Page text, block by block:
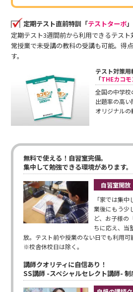
定期テスト直前特訓「テストターボ」
定期テスト3週間前から利用できるテス
常授業で未受講の教科の受講も可能。得
す。
テスト対策用
「THEカコモ
全国の中学校
出題率の高
オリジナルの
無料で使える！自習室完備。
集中して勉強できる環境があります。
自習室開放
「家では集
業後にもう少
ど、お子様の
ちに応え、当
放。テスト前や授業のない日でも利用可
※校舎休校日は除く。
講師クオリティに自信あり！
SS講師 -スペシャルセレクト講師- 制